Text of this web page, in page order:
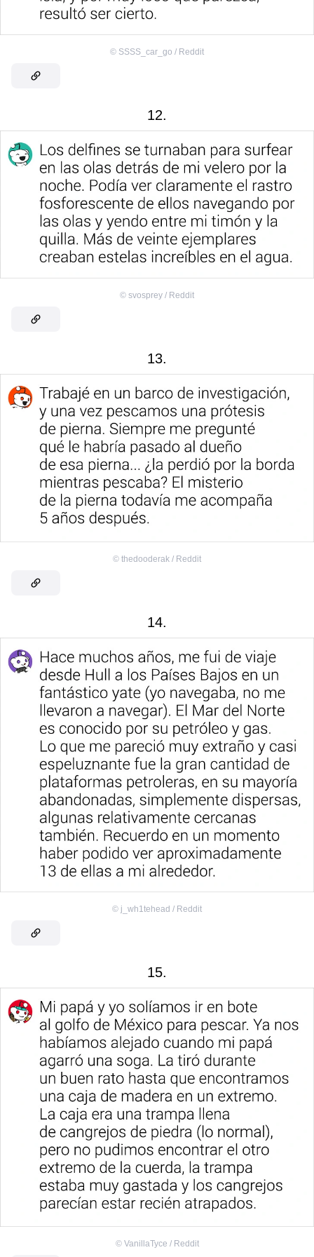
© SSSS_car_go / Reddit
12.
© svosprey / Reddit
13.
© thedooderak / Reddit
14.
© j_wh1tehead / Reddit
15.
© VanillaTyce / Reddit